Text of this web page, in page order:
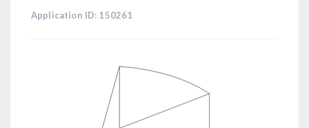
Application ID: 150261